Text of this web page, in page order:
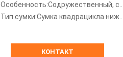
Особенность:Содружественный, со слабым запахом, влагостойкий, сильная термостойкость
Тип сумки:Сумка квадрацикла нижняя
КОНТАКТ